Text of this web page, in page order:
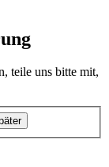
teile uns bitte mit,